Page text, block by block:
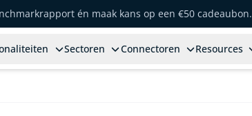
én maak kans op een €50 cadeaubon.
Sectoren Connectoren Resources